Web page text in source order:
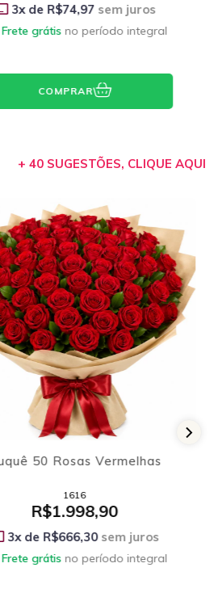
3x de R$64,97 sem juros
Frete grátis no período integral
COMPRAR
+ 40 SUGESTÕES, CLIQUE AQUI
Buquê 100 Girassóis
7901
R$1.898,90
3x de R$632,97sem juros
Frete grátis no período integral